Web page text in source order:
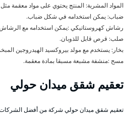
المواد المشربة: المنتج يحتوي على مواد معقمة
ضباب: يمكن استخدامه في شكل ضباب.
رشاش كهروستاتيكي :يمكن استخدامه مع
صلب: قرص قابل للذوبان.
بخار: يستخدم مع مولد بيروكسيد الهيدروجين
مسح :منشفة مشبعة مسبقا بمادة معقمة.
تعقيم شقق ميدان حولي
تعقيم شقق ميدان حولي شركة من أفضل